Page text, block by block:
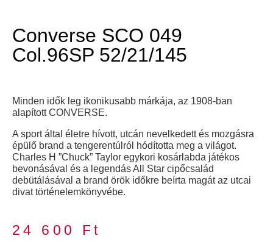
Converse SCO 049
Col.96SP 52/21/145
Minden idők leg ikonikusabb márkája, az 1908-ban
alapított CONVERSE.
A sport által életre hívott, utcán nevelkedett és mozgásra
épülő brand a tengerentúlról hódította meg a világot.
Charles H ”Chuck” Taylor egykori kosárlabda játékos
bevonásával és a legendás All Star cipőcsalád
debütálásával a brand örök időkre beírta magát az utcai
divat történelemkönyvébe.
24 600 Ft